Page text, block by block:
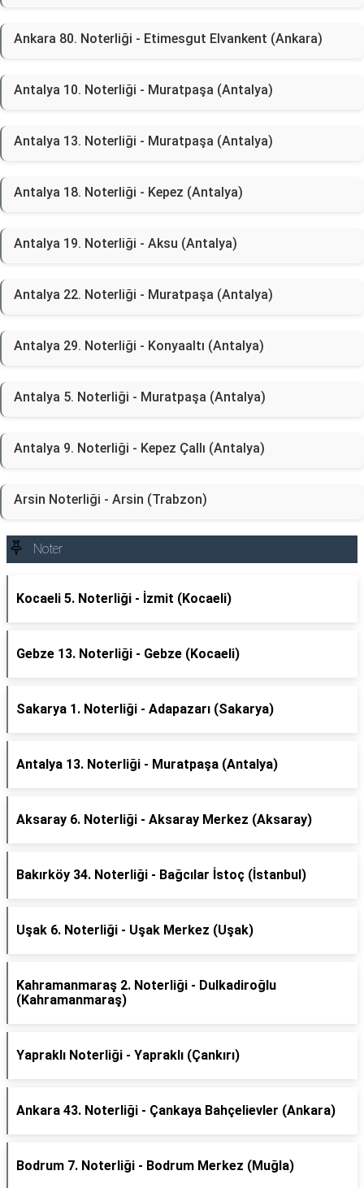
Ankara 80. Noterliği - Etimesgut Elvankent (Ankara)
Antalya 10. Noterliği - Muratpaşa (Antalya)
Antalya 13. Noterliği - Muratpaşa (Antalya)
Antalya 18. Noterliği - Kepez (Antalya)
Antalya 19. Noterliği - Aksu (Antalya)
Antalya 22. Noterliği - Muratpaşa (Antalya)
Antalya 29. Noterliği - Konyaaltı (Antalya)
Antalya 5. Noterliği - Muratpaşa (Antalya)
Antalya 9. Noterliği - Kepez Çallı (Antalya)
Arsin Noterliği - Arsin (Trabzon)
Noter
Kocaeli 5. Noterliği - İzmit (Kocaeli)
Gebze 13. Noterliği - Gebze (Kocaeli)
Sakarya 1. Noterliği - Adapazarı (Sakarya)
Antalya 13. Noterliği - Muratpaşa (Antalya)
Aksaray 6. Noterliği - Aksaray Merkez (Aksaray)
Bakırköy 34. Noterliği - Bağcılar İstoç (İstanbul)
Uşak 6. Noterliği - Uşak Merkez (Uşak)
Kahramanmaraş 2. Noterliği - Dulkadiroğlu
(Kahramanmaraş)
Yapraklı Noterliği - Yapraklı (Çankırı)
Ankara 43. Noterliği - Çankaya Bahçelievler (Ankara)
Bodrum 7. Noterliği - Bodrum Merkez (Muğla)